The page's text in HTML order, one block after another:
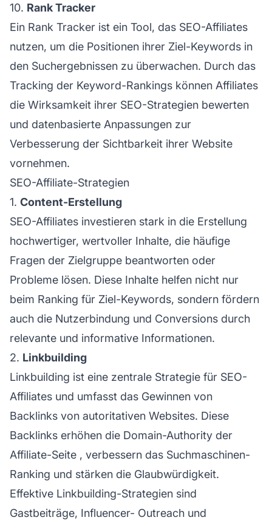
10. Rank Tracker
Ein Rank Tracker ist ein Tool, das SEO-Affiliates
nutzen, um die Positionen ihrer Ziel-Keywords in
den Suchergebnissen zu überwachen. Durch das
Tracking der Keyword-Rankings können Affiliates
die Wirksamkeit ihrer SEO-Strategien bewerten
und datenbasierte Anpassungen zur
Verbesserung der Sichtbarkeit ihrer Website
vornehmen.
SEO-Affiliate-Strategien
1. Content-Erstellung
SEO-Affiliates investieren stark in die Erstellung
hochwertiger, wertvoller Inhalte, die häufige
Fragen der Zielgruppe beantworten oder
Probleme lösen. Diese Inhalte helfen nicht nur
beim Ranking für Ziel-Keywords, sondern fördern
auch die Nutzerbindung und Conversions durch
relevante und informative Informationen.
2. Linkbuilding
Linkbuilding ist eine zentrale Strategie für SEO-
Affiliates und umfasst das Gewinnen von
Backlinks von autoritativen Websites. Diese
Backlinks erhöhen die Domain-Authority der
Affiliate-Seite , verbessern das Suchmaschinen-
Ranking und stärken die Glaubwürdigkeit.
Effektive Linkbuilding-Strategien sind
Gastbeiträge, Influencer- Outreach und